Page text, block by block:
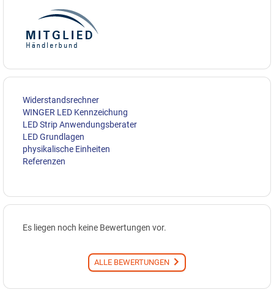
Widerstandsrechner
WINGER LED Kennzeichung
LED Strip Anwendungsberater
LED Grundlagen
physikalische Einheiten
Referenzen
Es liegen noch keine Bewertungen vor.
ALLE BEWERTUNGEN